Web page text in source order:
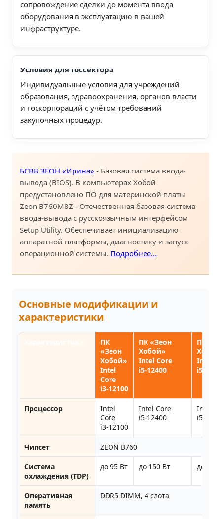
сопровождение сделки до момента ввода
оборудования в эксплуатацию в вашей
инфраструктуре.
Условия для госсектора
Индивидуальные условия для учреждений
образования, здравоохранения, органов власти
и госкорпораций с учётом требований
закупочных процедур.
БСВВ ЗЕОН «Ирина» - Базовая система ввода-
вывода (BIOS). В компьютерах Хобой
предустановлено ПО для материнской платы
Zeon B760M8Z - Отечественная базовая система
ввода-вывода с русскоязычным интерфейсом
Setup Utility. Обеспечивает инициализацию
аппаратной платформы, диагностику и запуск
операционной системы. Подробнее...
Основные модификации и
характеристики
ПК
«Зеон
Хобой»
Intel
Core
i3‑12100
ПК «Зеон
Хобой»
Intel Core
i5‑12400
ПК
Intel
Процессор
Intel
Core
i3‑12100
Intel Core
i5‑12400
Intel
Чипсет ZEON B760
Система
охлаждения (TDP)
до 95 Вт до 150 Вт до 220
Оперативная
память
DDR5 DIMM, 4 слота